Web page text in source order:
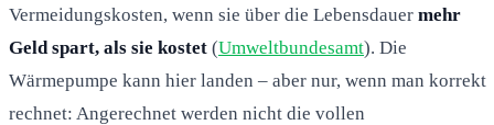
Vermeidungskosten, wenn sie über die Lebensdauer mehr
Geld spart, als sie kostet (Umweltbundesamt). Die
Wärmepumpe kann hier landen – aber nur, wenn man korrekt
rechnet: Angerechnet werden nicht die vollen